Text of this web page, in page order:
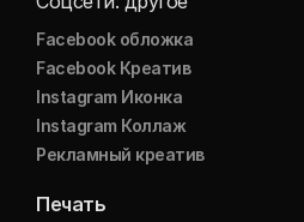
Facebook обложка
Facebook Креатив
Instagram Иконка
Instagram Коллаж
Рекламный креатив
Печать